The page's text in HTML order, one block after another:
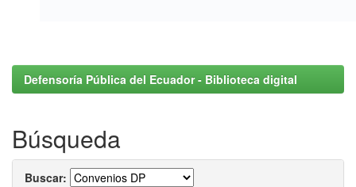
Defensoría Pública del Ecuador - Biblioteca digital
Búsqueda
Buscar: